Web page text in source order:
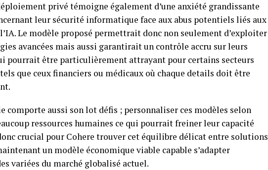
privé témoigne également d’une anxiété grandissante
leur sécurité informatique face aux abus potentiels liés aux
Le modèle proposé permettrait donc non seulement d’exploiter
avancées mais aussi garantirait un contrôle accru sur leurs
pourrait être particulièrement attrayant pour certains secteurs
que ceux financiers ou médicaux où chaque details doit être
comporte aussi son lot défis ; personnaliser ces modèles selon
ressources humaines ce qui pourrait freiner leur capacité
crucial pour Cohere trouver cet équilibre délicat entre solutions
un modèle économique viable capable s’adapter
variées du marché globalisé actuel.